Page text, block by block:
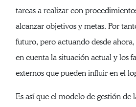
tareas a realizar con
alcanzar objetivos y metas. Por
futuro, pero actuando desde
en cuenta la situación actual y los
externos que pueden influir en el
Es así que el modelo de gestión de